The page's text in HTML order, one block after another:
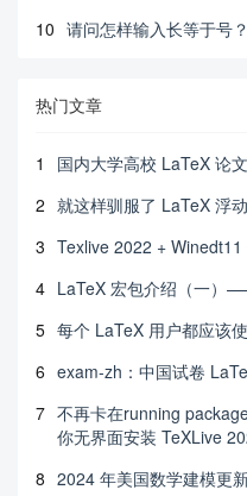
10 请问怎样输入长等于号？
热门文章
1
国内大学高校 LaTeX 论
2 就这样驯服了 LaTeX 浮
3 Texlive 2022 +
4 LaTeX 宏包介绍（一）
5 每个 LaTeX 用户都应该
6 exam-zh：中国试卷
7 不再卡在running
你无界面安装 TeXLive
8 2024 年美国数学建模更